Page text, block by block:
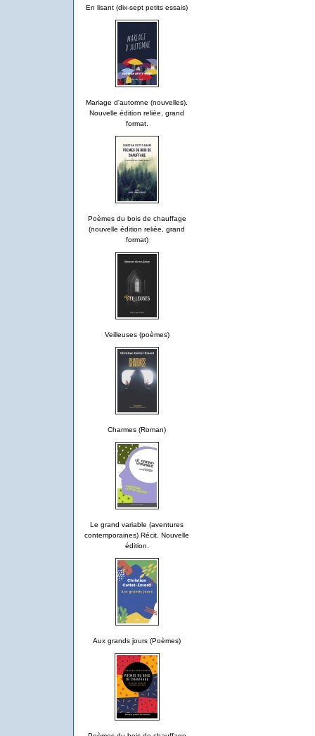
En lisant (dix-sept petits essais)
Mariage d'automne (nouvelles).
Nouvelle édition reliée, grand
format.
Poèmes du bois de chauffage
(nouvelle édition reliée, grand
format)
Veilleuses (poèmes)
Charmes (Roman)
Le grand variable (aventures
contemporaines) Récit. Nouvelle
édition.
Aux grands jours (Poèmes)